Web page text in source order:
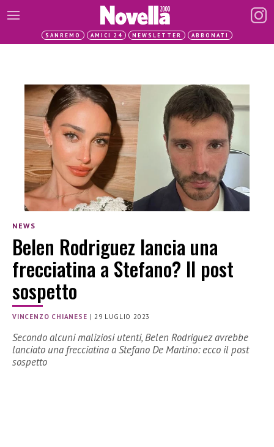
SANREMO AMICI 24 NEWSLETTER ABBONATI
NEWS
Belen Rodriguez lancia una
frecciatina a Stefano? Il post
sospetto
VINCENZO CHIANESE |29 LUGLIO 2023
Secondo alcuni maliziosi utenti, Belen Rodriguez avrebbe
lanciato una frecciatina a Stefano De Martino: ecco il post
sospetto